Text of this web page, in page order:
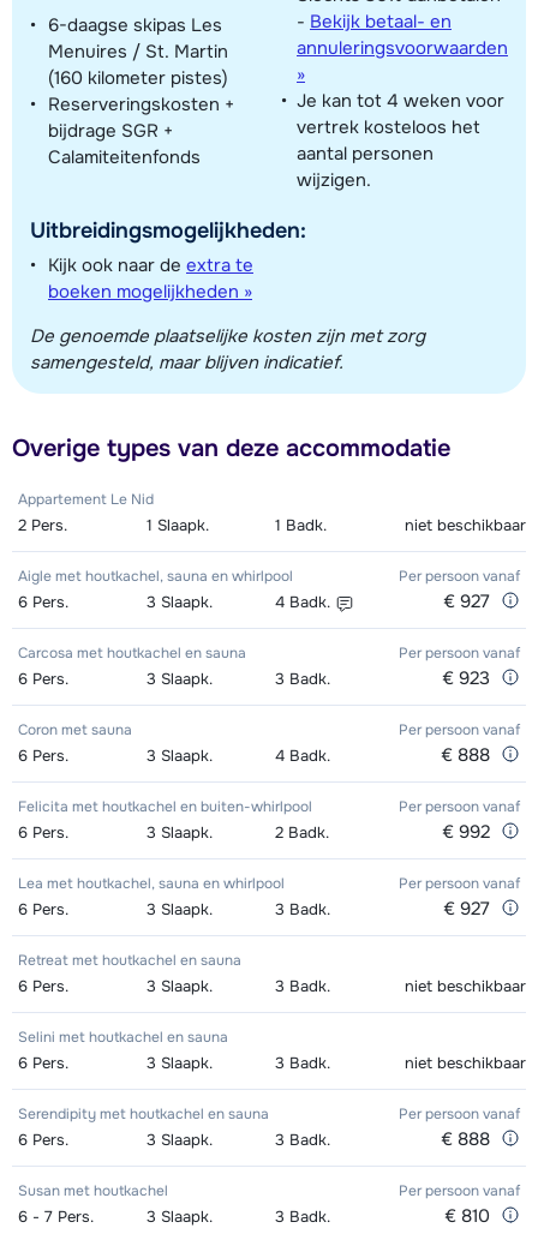
6-daagse skipas Les
Menuires / St. Martin
(160 kilometer pistes)
Reserveringskosten +
bijdrage SGR +
Calamiteitenfonds
Uitbreidingsmogelijkheden:
Kijk ook naar de extra te
boeken mogelijkheden »
- Bekijk betaal- en
annuleringsvoorwaarden
»
Je kan tot 4 weken voor
vertrek kosteloos het
aantal personen
wijzigen.
De genoemde plaatselijke kosten zijn met zorg
samengesteld, maar blijven indicatief.
Overige types van deze accommodatie
Appartement Le Nid
2 Pers. 1 Slaapk. 1 Badk. niet beschikbaar
Aigle met houtkachel, sauna en whirlpool Per persoonvanaf
6 Pers. 3 Slaapk. 4 Badk. € 927
Carcosa met houtkachel en sauna Per persoonvanaf
6 Pers. 3 Slaapk. 3 Badk. € 923
Coron met sauna Per persoonvanaf
6 Pers. 3 Slaapk. 4 Badk. € 888
Felicita met houtkachel en buiten-whirlpool Per persoonvanaf
6 Pers. 3 Slaapk. 2 Badk. € 992
Lea met houtkachel, sauna en whirlpool Per persoonvanaf
6 Pers. 3 Slaapk. 3 Badk. € 927
Retreat met houtkachel en sauna
6 Pers. 3 Slaapk. 3 Badk. niet beschikbaar
Selini met houtkachel en sauna
6 Pers. 3 Slaapk. 3 Badk. niet beschikbaar
Serendipity met houtkachel en sauna Per persoonvanaf
6 Pers. 3 Slaapk. 3 Badk. € 888
Susan met houtkachel Per persoonvanaf
6 - 7 Pers. 3 Slaapk. 3 Badk. € 810